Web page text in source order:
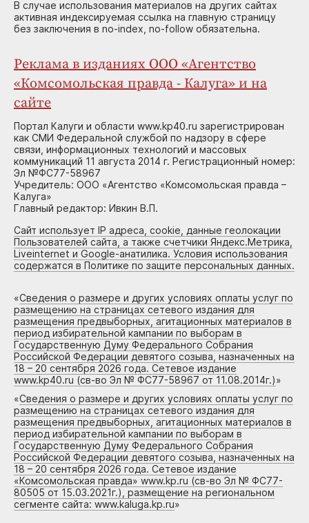
В случае использования материалов на других сайтах
активная индексируемая ссылка на главную страницу
без заключения в no-index, no-follow обязательна.
Реклама в изданиях ООО «Агентство
«Комсомольская правда - Калуга» и на
сайте
Портал Калуги и области www.kp40.ru зарегистрирован
как СМИ Федеральной службой по надзору в сфере
связи, информационных технологий и массовых
коммуникаций 11 августа 2014 г. Регистрационный номер:
Эл №ФС77-58967
Учредитель: ООО «Агентство «Комсомольская правда –
Калуга»
Главный редактор: Ивкин В.П.
Сайт использует IP адреса, cookie, данные геолокации
Пользователей сайта, а также счетчики Яндекс.Метрика,
Liveinternet и Google-анатилика. Условия использования
содержатся в Политике по защите персональных данных.
«Сведения о размере и других условиях оплаты услуг по
размещению на страницах сетевого издания для
размещения предвыборных, агитационных материалов в
период избирательной кампании по выборам в
Государственную Думу Федерального Собрания
Российской Федерации девятого созыва, назначенных на
18 – 20 сентября 2026 года. Сетевое издание
www.kp40.ru (св-во Эл № ФС77-58967 от 11.08.2014г.)»
«Сведения о размере и других условиях оплаты услуг по
размещению на страницах сетевого издания для
размещения предвыборных, агитационных материалов в
период избирательной кампании по выборам в
Государственную Думу Федерального Собрания
Российской Федерации девятого созыва, назначенных на
18 – 20 сентября 2026 года. Сетевое издание
«Комсомольская правда» www.kp.ru (св-во Эл № ФС77-
80505 от 15.03.2021г.), размещение на региональном
сегменте сайта: www.kaluga.kp.ru»